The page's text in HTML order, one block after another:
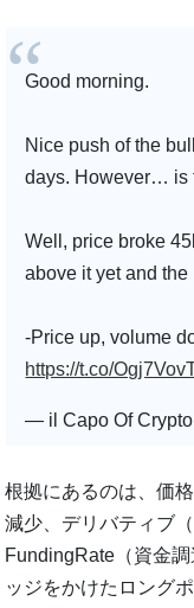
Good morning.
Nice push of the
days. However… is
Well, price broke
above it yet and
-Price up, volume
https://t.co/
— il Capo Of
根拠にあるのは、価
減少、デリバティブ
FundingRate（資金
ッジをかけたロング